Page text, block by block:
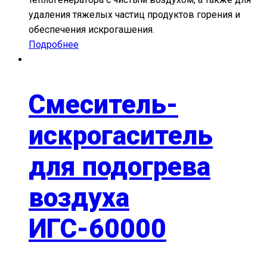
удаления тяжелых частиц продуктов горения и
обеспечения искрогашения.
Подробнее
Смеситель-
искрогаситель
для подогрева
воздуха
ИГС-60000